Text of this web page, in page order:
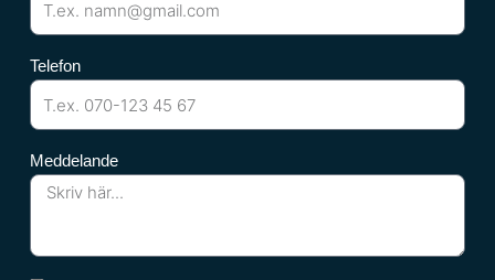
Telefon
Meddelande